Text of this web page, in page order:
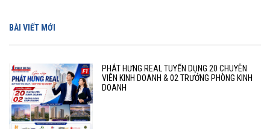
BÀI VIẾT MỚI
PHÁT HƯNG REAL TUYỂN DỤNG 20 CHUYÊN
VIÊN KINH DOANH & 02 TRƯỞNG PHÒNG KINH
DOANH